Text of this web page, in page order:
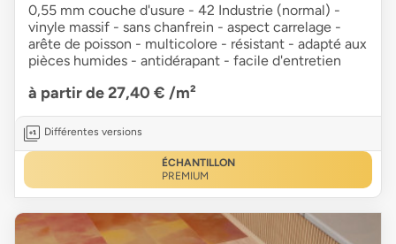
0,55 mm couche d'usure - 42 Industrie (normal) -
vinyle massif - sans chanfrein - aspect carrelage -
arête de poisson - multicolore - résistant - adapté aux
pièces humides - antidérapant - facile d'entretien
à partir de 27,40 € /m²
Différentes versions
ÉCHANTILLON
PREMIUM